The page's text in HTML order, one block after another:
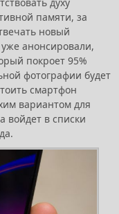
памяти, за
новый
анонсировали,
покроет 95%
фотографии будет
смартфон
вариантом для
войдет в списки